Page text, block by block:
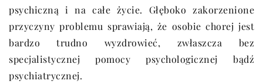
psychiczną i na całe życie. Głęboko zakorzenione
przyczyny problemu sprawiają, że osobie chorej jest
bardzo trudno wyzdrowieć, zwłaszcza bez
specjalistycznej pomocy psychologicznej bądź
psychiatrycznej.